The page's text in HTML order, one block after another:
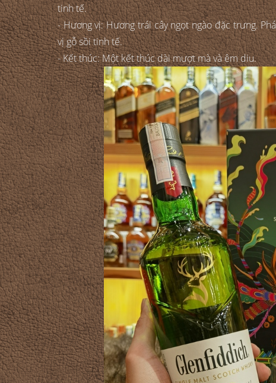
tinh tế.
- Hương vị: Hương trái cây ngọt ngào đặc trưng.
vị gỗ sồi tinh tế.
- Kết thúc: Một kết thúc dài mượt mà và êm diu.